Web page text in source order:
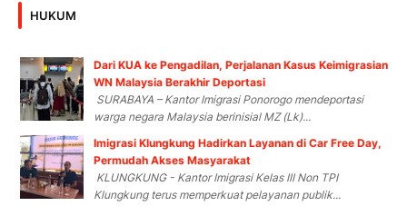
HUKUM
Dari KUA ke Pengadilan, Perjalanan Kasus Keimigrasian
WN Malaysia Berakhir Deportasi
SURABAYA – Kantor Imigrasi Ponorogo mendeportasi
warga negara Malaysia berinisial MZ (Lk)...
Imigrasi Klungkung Hadirkan Layanan di Car Free Day,
Permudah Akses Masyarakat
KLUNGKUNG - Kantor Imigrasi Kelas III Non TPI
Klungkung terus memperkuat pelayanan publik...